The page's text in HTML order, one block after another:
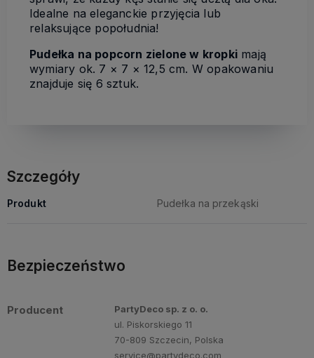
Idealne na eleganckie przyjęcia lub
relaksujące popołudnia!
Pudełka na popcorn zielone w kropki mają
wymiary ok. 7 × 7 × 12,5 cm. W opakowaniu
znajduje się 6 sztuk.
Szczegóły
Produkt Pudełka na przekąski
Bezpieczeństwo
Producent
PartyDeco sp. z o. o.
ul. Piskorskiego 11
70-809 Szczecin, Polska
service@partydeco.com